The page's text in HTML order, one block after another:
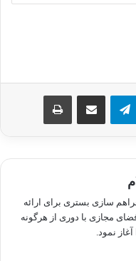
تلگرام اشتراک گذاری از طریق ایمیل چاپ
از سال 1398 با هدف فراهم سازی بستری برای ارائه
مجازی با دوری از هرگونه
نمود.